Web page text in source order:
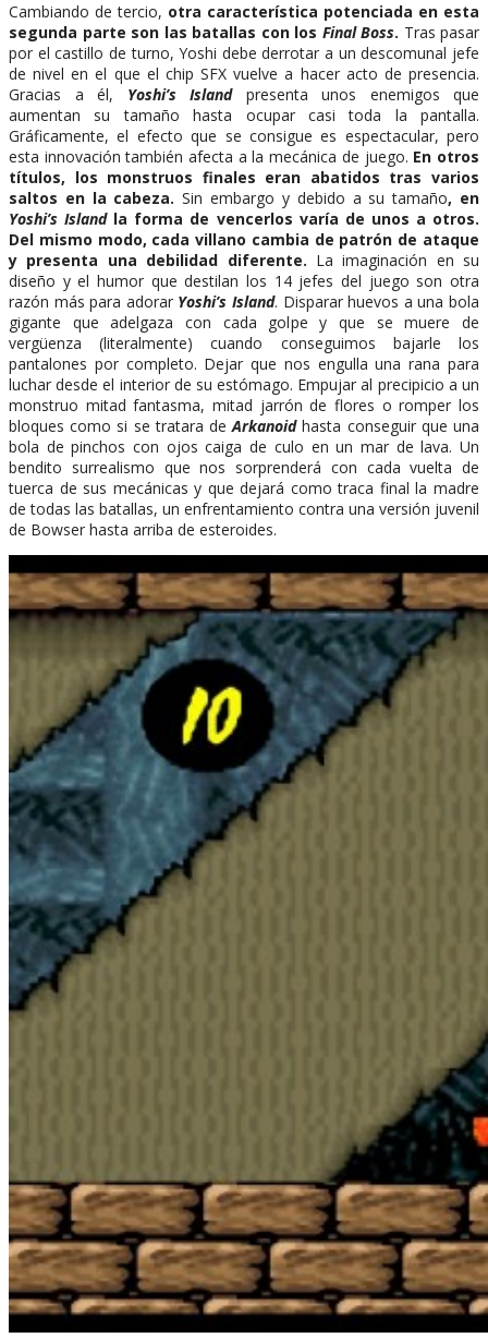
Cambiando de tercio, otra característica potenciada en esta
segunda parte son las batallas con los Final Boss. Tras pasar
por el castillo de turno, Yoshi debe derrotar a un descomunal jefe
de nivel en el que el chip SFX vuelve a hacer acto de presencia.
Gracias a él, Yoshi’s Islandpresenta unos enemigos que
aumentan su tamaño hasta ocupar casi toda la pantalla.
Gráficamente, el efecto que se consigue es espectacular, pero
esta innovación también afecta a la mecánica de juego. En otros
títulos, los monstruos finales eran abatidos tras varios
saltos en la cabeza.Sin embargo y debido a su tamaño, en
Yoshi’s Islandla forma de vencerlos varía de unos a otros.
Del mismo modo, cada villano cambia de patrón de ataque
y presenta una debilidad diferente. La imaginación en su
diseño y el humor que destilan los 14 jefes del juego son otra
razón más para adorarYoshi’s Island. Disparar huevos a una bola
gigante que adelgaza con cada golpe y que se muere de
vergüenza (literalmente) cuando conseguimos bajarle los
pantalones por completo. Dejar que nos engulla una rana para
luchar desde el interior de su estómago. Empujar al precipicio a un
monstruo mitad fantasma, mitad jarrón de flores o romper los
bloques como si se tratara deArkanoid hasta conseguir que una
bola de pinchos con ojos caiga de culo en un mar de lava. Un
bendito surrealismo que nos sorprenderá con cada vuelta de
tuerca de sus mecánicas y que dejará como traca final la madre
de todas las batallas, un enfrentamiento contra una versión juvenil
de Bowser hasta arriba de esteroides.